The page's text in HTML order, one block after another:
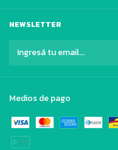
NEWSLETTER
Medios de pago